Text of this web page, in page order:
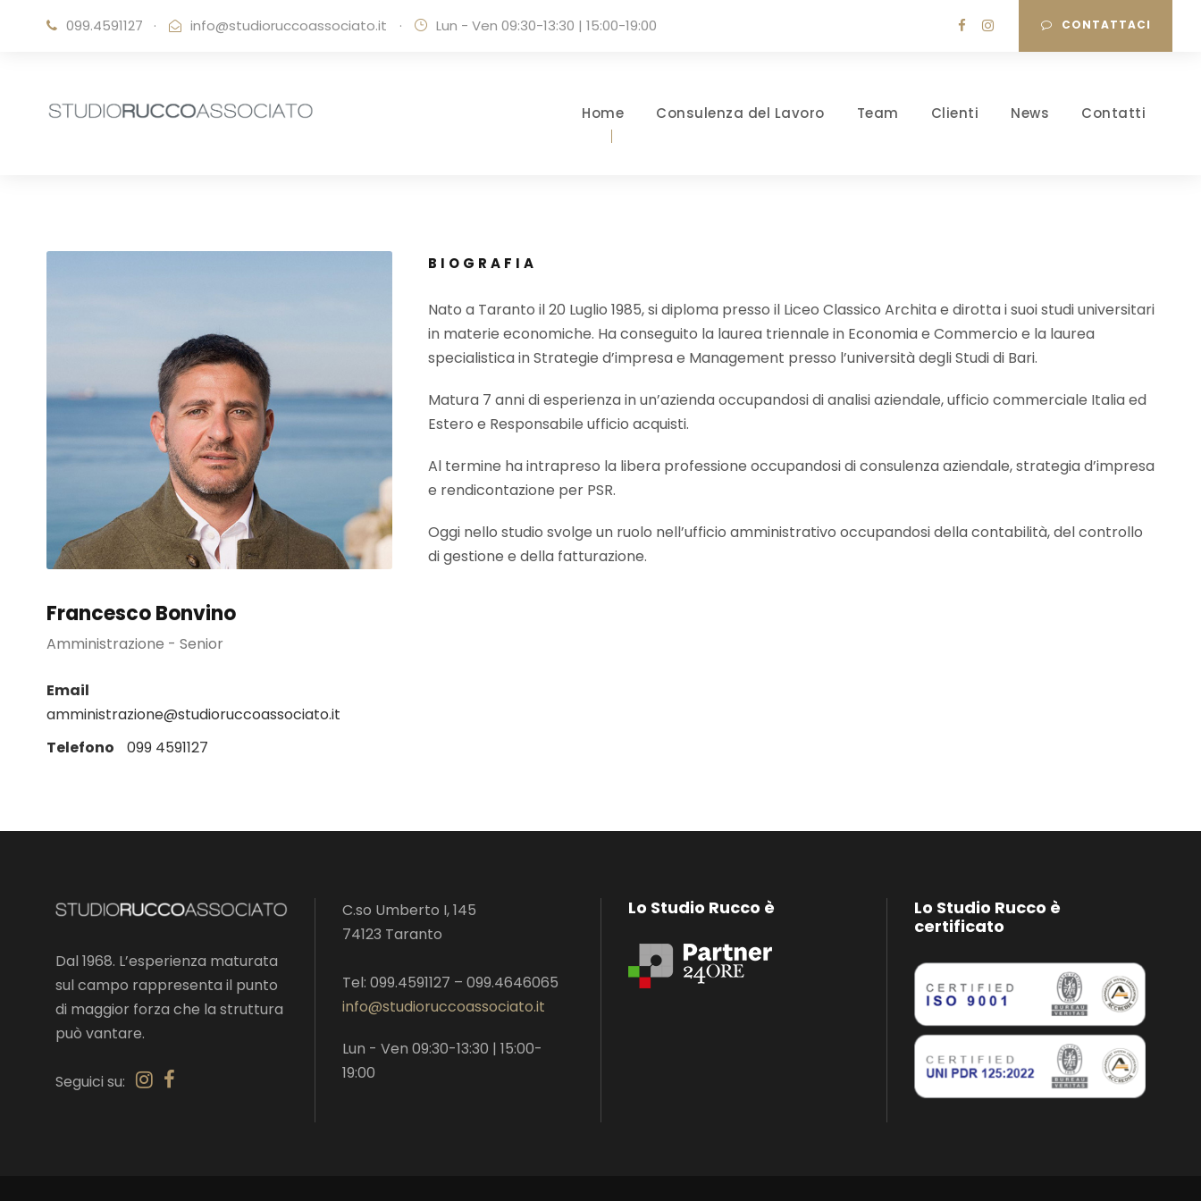
099.4591127 · info@studioruccoassociato.it · Lun - Ven 09:30-13:30 | 15:00-19:00 CONTATTACI
Home Consulenza del Lavoro Team Clienti News Contatti
Francesco Bonvino
Amministrazione - Senior
Email
amministrazione@studioruccoassociato.it
Telefono
099 4591127
BIOGRAFIA
Nato a Taranto il 20 Luglio 1985, si diploma presso il Liceo Classico Archita e dirotta i suoi studi universitari
in materie economiche. Ha conseguito la laurea triennale in Economia e Commercio e la laurea
specialistica in Strategie d’impresa e Management presso l’università degli Studi di Bari.
Matura 7 anni di esperienza in un’azienda occupandosi di analisi aziendale, ufficio commerciale Italia ed
Estero e Responsabile ufficio acquisti.
Al termine ha intrapreso la libera professione occupandosi di consulenza aziendale, strategia d’impresa
e rendicontazione per PSR.
Oggi nello studio svolge un ruolo nell’ufficio amministrativo occupandosi della contabilità, del controllo
di gestione e della fatturazione.
Dal 1968. L’esperienza maturata
sul campo rappresenta il punto
di maggior forza che la struttura
può vantare.
Seguici su:
C.so Umberto I, 145
74123 Taranto
Tel: 099.4591127 – 099.4646065
info@studioruccoassociato.it
Lun - Ven 09:30-13:30 | 15:00-
19:00
Lo Studio Rucco è
Lo Studio Rucco è
certificato